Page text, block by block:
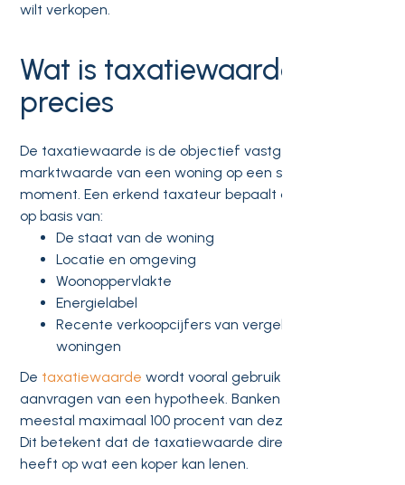
wilt verkopen.
Wat is taxatiewaarde
precies
De taxatiewaarde is de objectief vastgestelde
marktwaarde van een woning op een specifiek
moment. Een erkend taxateur bepaalt deze waarde
op basis van:
De staat van de woning
Locatie en omgeving
Woonoppervlakte
Energielabel
Recente verkoopcijfers van vergelijkbare
woningen
De taxatiewaarde wordt vooral gebruikt bij het
aanvragen van een hypotheek. Banken financieren
meestal maximaal 100 procent van deze waarde.
Dit betekent dat de taxatiewaarde direct invloed
heeft op wat een koper kan lenen.